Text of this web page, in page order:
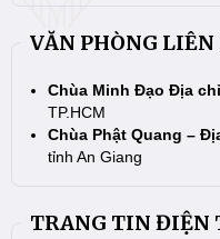
VĂN PHÒNG LIÊN
Chùa Minh Đạo Địa
TP.HCM
Chùa Phật Quang –
tỉnh An Giang
TRANG TIN ĐIỆN